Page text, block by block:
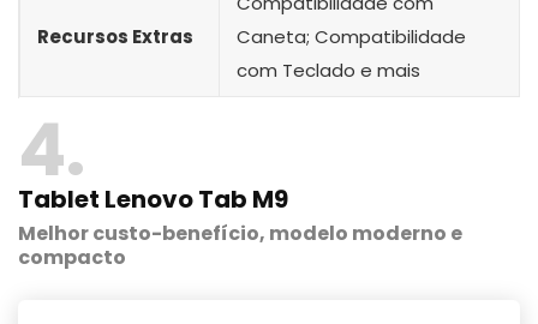
Recursos Extras
Caneta; Compatibilidade
com Teclado e mais
4
Tablet Lenovo Tab M9
Melhor custo-benefício, modelo moderno e
compacto